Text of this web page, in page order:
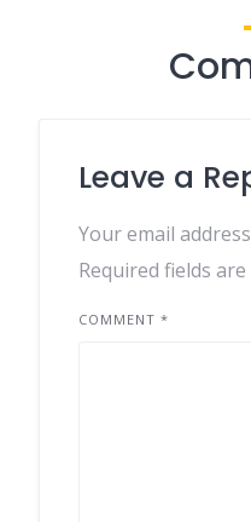
Leave a
Your email
Required fields
COMMENT *